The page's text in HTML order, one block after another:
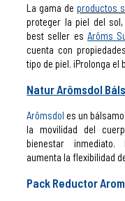
La gama deproductos
proteger la piel del
best seller es Arôms
cuenta con
tipo de piel. ¡Prolonga
Natur Arômsdol
Arômsdol es un
la movilidad del
bienestar inmediato.
aumenta la flexibilidad
Pack Reductor